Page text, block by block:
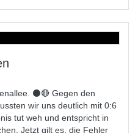
⚫🔴 Gegen den
wir uns deutlich mit 0:6
tut weh und entspricht in
Jetzt gilt es, die Fehler